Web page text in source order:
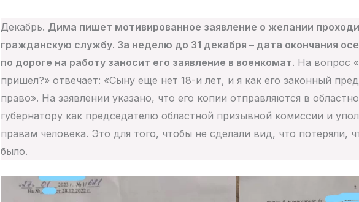
Декабрь. Дима пишет мотивированное заявление о желании
гражданскую службу. За неделю до 31 декабря – дата окончания
по дороге на работу заносит его заявление в военкомат. На вопрос
пришел?» отвечает: «Сыну еще нет 18-и лет, и я как его законный
право». На заявлении указано, что его копии отправляются в
губернатору как председателю областной призывной комиссии и
правам человека. Это для того, чтобы не сделали вид, что потеряли,
было.